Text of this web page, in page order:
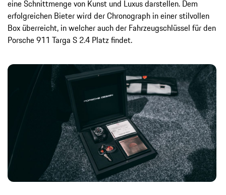
eine Schnittmenge von Kunst und Luxus darstellen. Dem
erfolgreichen Bieter wird der Chronograph in einer stilvollen
Box überreicht, in welcher auch der Fahrzeugschlüssel für den
Porsche 911 Targa S 2.4 Platz findet.